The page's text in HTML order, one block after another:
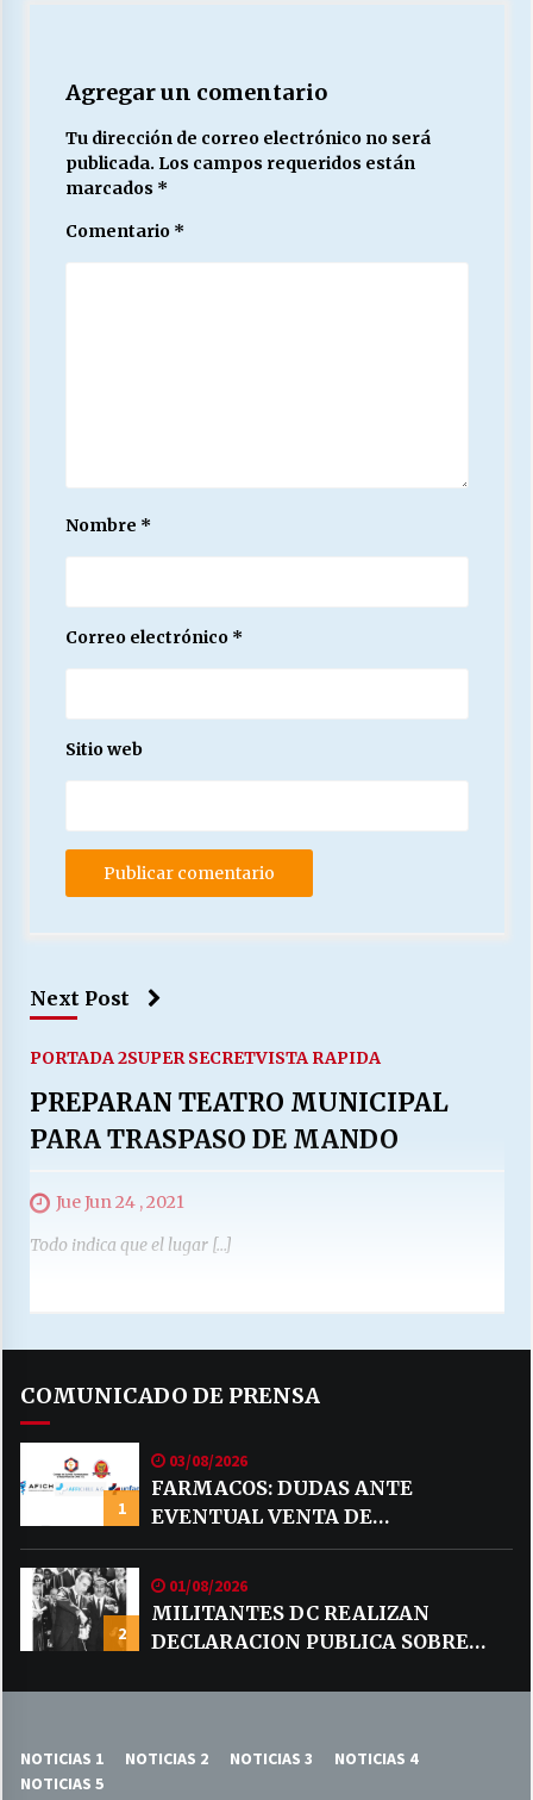
Agregar un comentario
Tu dirección de correo electrónico no será
publicada. Los campos requeridos están
marcados *
Comentario *
Nombre *
Correo electrónico *
Sitio web
Next Post
PORTADA 2SUPER SECRETVISTA RAPIDA
PREPARAN TEATRO MUNICIPAL
PARA TRASPASO DE MANDO
Jue Jun 24 , 2021
Todo indica que el lugar […]
COMUNICADO DE PRENSA
1
03/08/2026
FARMACOS: DUDAS ANTE
EVENTUAL VENTA DE
MEDICAMENTOS POR MERCADO
LIBRE
2
01/08/2026
MILITANTES DC REALIZAN
DECLARACION PUBLICA SOBRE
NOTICIAS 1 NOTICIAS 2 NOTICIAS 3
NOTICIAS 4
NOTICIAS 5